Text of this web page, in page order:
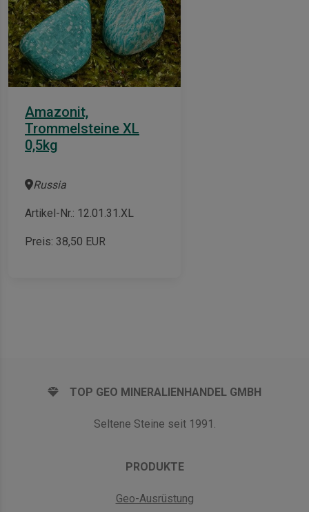
Amazonit,
Trommelsteine XL
0,5kg
Russia
Artikel-Nr.: 12.01.31.XL
Preis: 38,50 EUR
TOP GEO MINERALIENHANDEL GMBH
Seltene Steine seit 1991.
PRODUKTE
Geo-Ausrüstung